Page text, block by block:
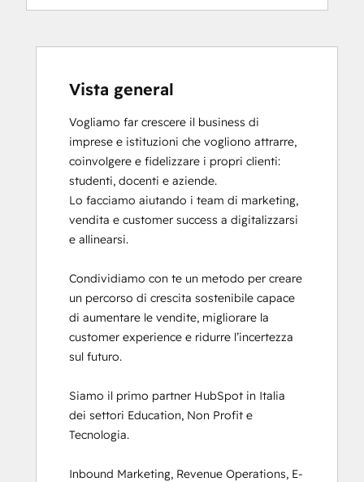
Sales Enablement
Vista general
Vogliamo far crescere il business di
imprese e istituzioni che vogliono attrarre,
coinvolgere e fidelizzare i propri clienti:
studenti, docenti e aziende.
Lo facciamo aiutando i team di marketing,
vendita e customer success a digitalizzarsi
e allinearsi.
Condividiamo con te un metodo per creare
un percorso di crescita sostenibile capace
di aumentare le vendite, migliorare la
customer experience e ridurre l’incertezza
sul futuro.
Siamo il primo partner HubSpot in Italia
dei settori Education, Non Profit e
Tecnologia.
Inbound Marketing, Revenue Operations, E-